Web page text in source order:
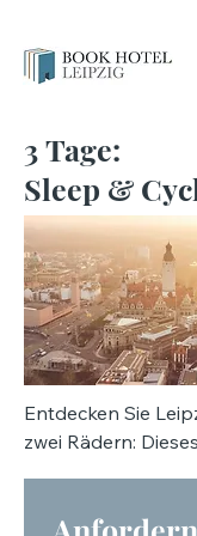
3Tage:
Sleep &
Entdecken Sie
zwei Rädern:
Book Hotel mit